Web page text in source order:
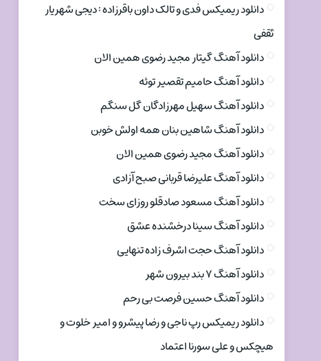
دانلود ریمیکس فدی و تالک داون باقرزاده : دیجی شهریار
ثقفی
دانلود آهنگ گیتار مجید رضوی همین الان
دانلود آهنگ حامیم تقصیر توئه
دانلود آهنگ سهیل مهرزادگان گل سنگم
دانلود آهنگ شاهین بنان همه اولش خوبن
دانلود آهنگ مجید رضوی همین الان
دانلود آهنگ علیرضا قربانی صبح آزادی
دانلود آهنگ مسعود صادقلو روزای سخت
دانلود آهنگ سینا درخشنده عشق
دانلود آهنگ حجت اشرف زاده تنهایی
دانلود آهنگ ۷ بند بیرون شهر
دانلود آهنگ حسین فرصت بی رحم
دانلود ریمیکس رپ ناجی و رضا پیشرو و امیر خلوت و
هیچکس و علی سورنا اعتماد